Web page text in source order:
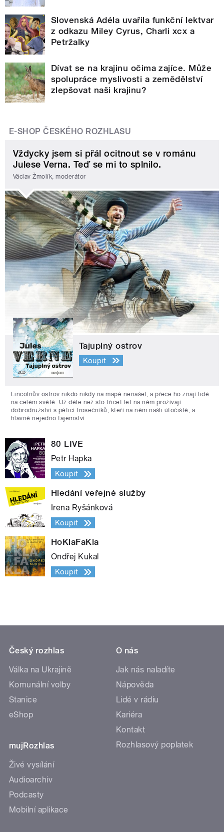
Slovenská Adéla uvařila funkční lektvar
z odkazu Miley Cyrus, Charli xcx a
Petržalky
Dívat se na krajinu očima zajíce. Může
spolupráce myslivosti a zemědělství
zlepšovat naši krajinu?
E-SHOP ČESKÉHO ROZHLASU
Vždycky jsem si přál ocitnout se v románu
Julese Verna. Teď se mi to splnilo.
Václav Žmolík, moderátor
Tajuplný ostrov
Koupit
Lincolnův ostrov nikdo nikdy na mapě nenašel, a přece ho znají lidé
na celém světě. Už déle než sto třicet let na něm prožívají
dobrodružství s pěticí trosečníků, kteří na něm našli útočiště, a
hlavně nejedno tajemství.
80 LIVE
Petr Hapka
Koupit
Hledání veřejné služby
Irena Ryšánková
Koupit
HoKlaFaKla
Ondřej Kukal
Koupit
Český rozhlas
Válka na Ukrajině
Komunální volby
Stanice
eShop
mujRozhlas
Živé vysílání
Audioarchiv
Podcasty
Mobilní aplikace
O nás
Jak nás naladíte
Nápověda
Lidé v rádiu
Kariéra
Kontakt
Rozhlasový poplatek